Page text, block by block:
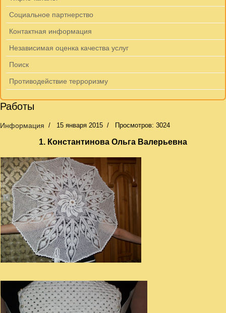
Социальное партнерство
Контактная информация
Независимая оценка качества услуг
Поиск
Противодействие терроризму
Работы
Информация 15 января 2015 Просмотров: 3024
1. Константинова Ольга Валерьевна